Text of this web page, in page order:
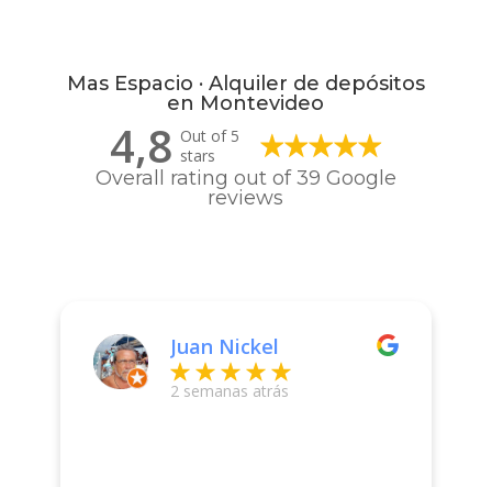
Mas Espacio · Alquiler de depósitos
en Montevideo
4,8 Out of 5
stars
Overall rating out of 39 Google
reviews
Juan Nickel
2 semanas atrás